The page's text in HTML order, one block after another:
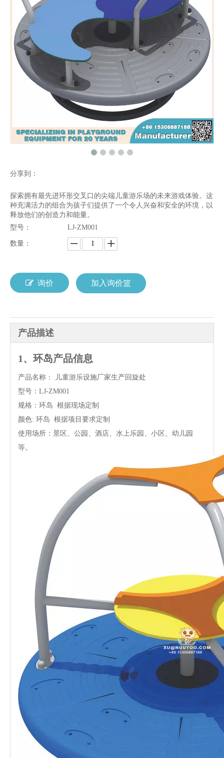
分享到：
探索拥有最先进环形交叉口的尖端儿童游乐场的未来游戏体验。这
种充满活力的组合为孩子们提供了一个令人兴奋和安全的环境，以
释放他们的创造力和能量。
型号：
LJ-ZM001
数量：
询价 加入询价篮
产品描述
1、环岛产品信息
产品名称： 儿童游乐设施厂家生产回旋处
型号：LJ-ZM001
规格：环岛 根据现场定制
颜色: 环岛 根据项目要求定制
使用场所：景区、公园、酒店、水上乐园、小区、幼儿园
等。